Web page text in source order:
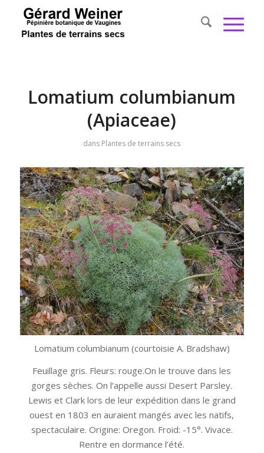
Lomatium columbianum
(Apiaceae)
dans Plantes de terrains secs
Lomatium columbianum (courtoisie A. Bradshaw)
Feuillage gris. Fleurs: rouge.On le trouve dans les
gorges sèches. On l’appelle aussi Desert Parsley.
Lewis et Clark lors de leur expédition dans le grand
ouest en 1803 en auraient mangés avec les natifs,
spectaculaire. Origine: Oregon. Froid: -15°. Vivace.
Rentre en dormance l’été.